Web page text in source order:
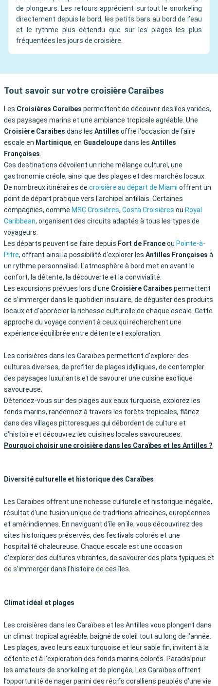
de plongeurs. Les retours apprécient surtout le snorkeling
directement depuis le bord, les petits bars au bord de l’eau
et le rythme plus détendu que sur les plages les plus
fréquentées les jours de croisière.
Tout savoir sur votre croisière Caraïbes
Les Croisières Caraibes permettent de découvrir des îles variées,
des paysages marins et une ambiance tropicale agréable. Une
Croisière Caraibes dans les Antilles offre l'occasion de faire
escale en Martinique, en Guadeloupedans les Antilles
Françaises.
Ces destinations dévoilent un riche mélange culturel, une
gastronomie créole, ainsi que des plages et des marchés locaux.
De nombreux itinéraires de croisière au départ de Miami offrent un
point de départ pratique vers l'archipel antillais. Certaines
compagnies, comme MSC Croisières, Costa Croisières ou Royal
Caribbean, organisent des circuits adaptés à tous les types de
voyageurs.
Les départs peuvent se faire depuis Fort de Franceou Pointe-à-
Pitre, offrant ainsi la possibilité d'explorer les Antilles Françaises à
un rythme personnalisé. L'atmosphère à bord met en avant le
confort, la détente, la découverte et la convivialité.
Les excursions prévues lors d'une Croisière Caraibes permettent
de s'immerger dans le quotidien insulaire, de déguster des produits
locaux et d'apprécier la richesse culturelle de chaque escale. Cette
approche du voyage convient à ceux qui recherchent une
expérience équilibrée entre détente et exploration.
Les corisières dans les Caraïbes permettent d'explorer des
cultures diverses, de profiter de plages idylliques, de contempler
des paysages luxuriants et de savourer une cuisine exotique
savoureuse.
Détendez-vous sur des plages aux eaux turquoise, explorez les
fonds marins, randonnez à travers les forêts tropicales, flânez
dans des villages pittoresques qui débordent de culture et
d'histoire et découvrez les cuisines locales savoureuses.
Pourquoi choisir une croisière dans les Caraïbes et les Antilles ?
Diversité culturelle et historique des Caraïbes
Les Caraïbes offrent une richesse culturelle et historique inégalée,
résultat d'une fusion unique de traditions africaines, européennes
et amérindiennes. En naviguant d'île en île, vous découvrirez des
sites historiques préservés, des festivals colorés et une
hospitalité chaleureuse. Chaque escale est une occasion
d'explorer des cultures vibrantes, de savourer des plats typiques et
de s'immerger dans l'histoire de ces îles.
Climat idéal et plages
Les croisières dans les Caraïbes et les Antilles vous plongent dans
un climat tropical agréable, baigné de soleil tout au long de l'année.
Les plages, avec leurs eaux turquoise et leur sable fin, invitent à la
détente et à l'exploration des fonds marins colorés. Paradis pour
les amateurs de snorkeling et de plongée, Les Caraïbes offrent
l’opportunité de nager parmi des récifs coralliens peuplés d'une vie